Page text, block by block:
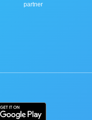
partner